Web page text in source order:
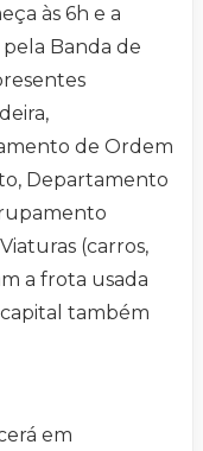
às 6h e a
Banda de
de Ordem
Departamento
(carros,
a frota usada
também
em